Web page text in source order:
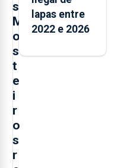
s
M
o
s
t
e
i
r
o
s
r
lapas entre
2022 e 2026